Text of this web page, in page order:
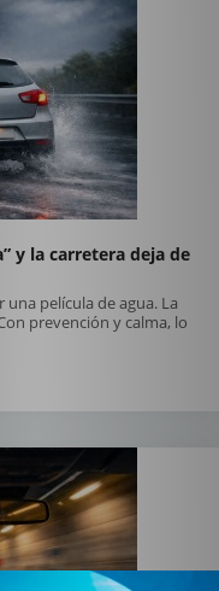
y la carretera deja de
película de agua. La
prevención y calma, lo